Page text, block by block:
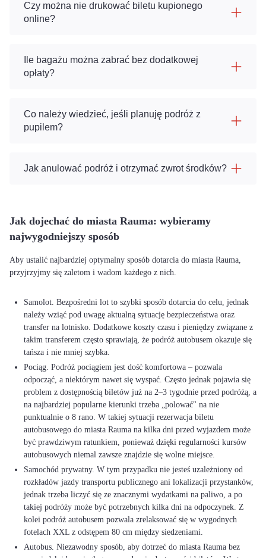
Czy można nie drukować biletu kupionego
online?
Ile bagażu można zabrać bez dodatkowej
opłaty?
Co należy wiedzieć, jeśli planuję podróż z
pupilem?
Jak anulować podróż i otrzymać zwrot środków?
Jak dojechać do miasta Rauma: wybieramy
najwygodniejszy sposób
Aby ustalić najbardziej optymalny sposób dotarcia do miasta Rauma,
przyjrzyjmy się zaletom i wadom każdego z nich.
Samolot. Bezpośredni lot to szybki sposób dotarcia do celu, jednak
należy wziąć pod uwagę aktualną sytuację bezpieczeństwa oraz
transfer na lotnisko. Dodatkowe koszty czasu i pieniędzy związane z
takim transferem często sprawiają, że podróż autobusem okazuje się
tańsza i nie mniej szybka.
Pociąg. Podróż pociągiem jest dość komfortowa – pozwala
odpocząć, a niektórym nawet się wyspać. Często jednak pojawia się
problem z dostępnością biletów już na 2–3 tygodnie przed podróżą, a
na najbardziej popularne kierunki trzeba „polować" na nie
punktualnie o 8 rano. W takiej sytuacji rezerwacja biletu
autobusowego do miasta Rauma na kilka dni przed wyjazdem może
być prawdziwym ratunkiem, ponieważ dzięki regularności kursów
autobusowych niemal zawsze znajdzie się wolne miejsce.
Samochód prywatny. W tym przypadku nie jesteś uzależniony od
rozkładów jazdy transportu publicznego ani lokalizacji przystanków,
jednak trzeba liczyć się ze znacznymi wydatkami na paliwo, a po
takiej podróży może być potrzebnych kilka dni na odpoczynek. Z
kolei podróż autobusem pozwala zrelaksować się w wygodnych
fotelach XXL z odstępem 80 cm między siedzeniami.
Autobus. Niezawodny sposób, aby dotrzeć do miasta Rauma bez